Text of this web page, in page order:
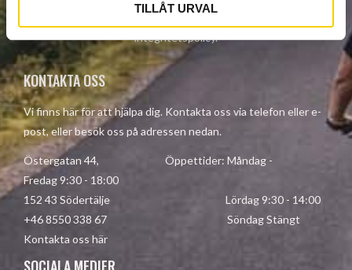
TILLÅT URVAL
integritetspolicy.
KONTAKTA OSS
Vi finns här för att hjälpa dig. Kontakta oss via telefon eller e-
post, eller besök oss på adressen nedan.
Östergatan 44, Öppettider: Måndag -
Fredag 9:30 - 18:00
152 43 Södertälje Lördag 9:30 - 14:00
+46 8550 338 67 Söndag Stängt
Kontakta oss här